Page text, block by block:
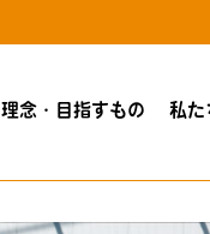
理念・目指すもの 私た